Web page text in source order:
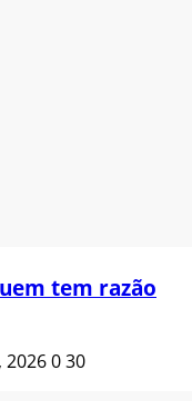
tem razão
2026030